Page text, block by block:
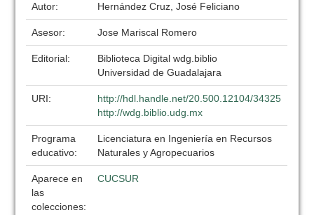
Autor: Hernández Cruz, José Feliciano
Asesor: Jose Mariscal Romero
Editorial:
Biblioteca Digital wdg.biblio
Universidad de Guadalajara
URI:
http://hdl.handle.net/20.500.12104/34325
http://wdg.biblio.udg.mx
Programa
educativo:
Licenciatura en Ingeniería en Recursos
Naturales y Agropecuarios
Aparece en
las
colecciones:
CUCSUR